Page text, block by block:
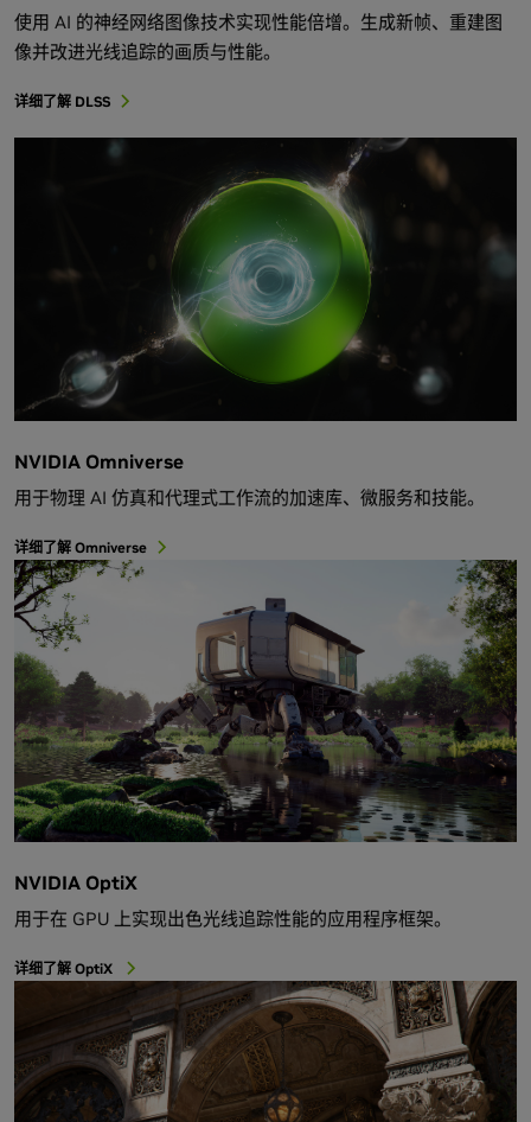
使用 AI 的神经网络图像技术实现性能倍增。生成新帧、重建图
像并改进光线追踪的画质与性能。
详细了解 DLSS
NVIDIA Omniverse
用于物理 AI 仿真和代理式工作流的加速库、微服务和技能。
详细了解 Omniverse
NVIDIA OptiX
用于在 GPU 上实现出色光线追踪性能的应用程序框架。
详细了解 OptiX